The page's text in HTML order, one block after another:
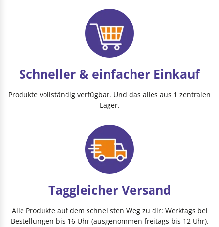
Schneller & einfacher Einkauf
Produkte vollständig verfügbar. Und das alles aus 1 zentralen
Lager.
Taggleicher Versand
Alle Produkte auf dem schnellsten Weg zu dir: Werktags bei
Bestellungen bis 16 Uhr (ausgenommen freitags bis 12 Uhr).